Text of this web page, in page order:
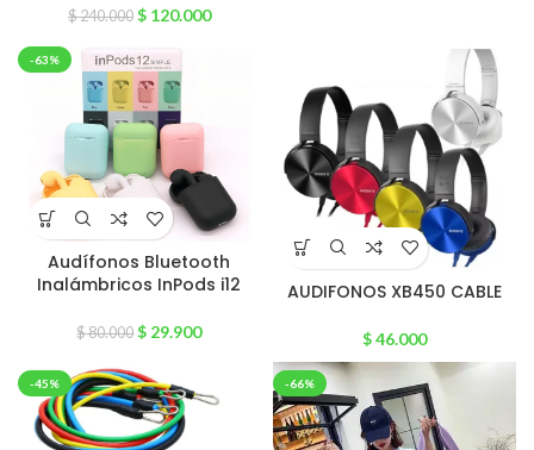
$240.000 $120.000
-63%
Audífonos Bluetooth
Inalámbricos InPods i12
$80.000 $ 29.900
AUDIFONOS XB450 CABLE
$46.000
-45% -66%